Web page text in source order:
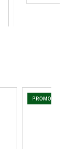
PROMOCJA